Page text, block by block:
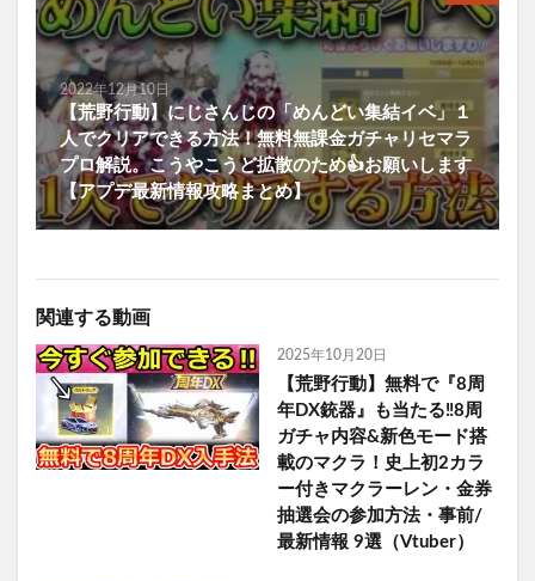
2022年12月10日
【荒野行動】にじさんじの「めんどい集結イベ」１
人でクリアできる方法！無料無課金ガチャリセマラ
プロ解説。こうやこうど拡散のため👍お願いします
【アプデ最新情報攻略まとめ】
関連する動画
2025年10月20日
【荒野行動】無料で『8周
年DX銃器』も当たる‼8周
ガチャ内容&新色モード搭
載のマクラ！史上初2カラ
ー付きマクラーレン・金券
抽選会の参加方法・事前/
最新情報 9選（Vtuber）